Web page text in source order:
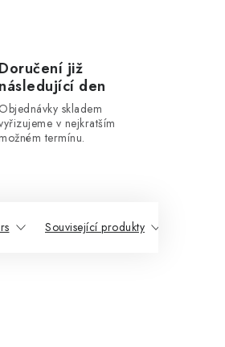
Doručení již
následující den
Objednávky skladem
v nejkratším
termínu.
Související produkty